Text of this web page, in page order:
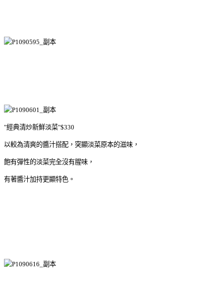
"經典清炒新鮮淡菜"$330
以較為清爽的醬汁搭配，突顯淡菜原本的滋味，
飽有彈性的淡菜完全沒有腥味，
有著醬汁加持更顯特色。